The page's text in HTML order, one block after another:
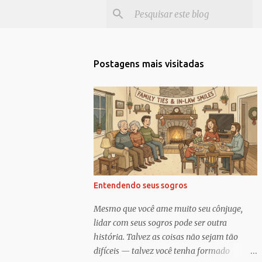
Postagens mais visitadas
Entendendo seus sogros
Mesmo que você ame muito seu cônjuge,
lidar com seus sogros pode ser outra
história. Talvez as coisas não sejam tão
difíceis — talvez você tenha formado